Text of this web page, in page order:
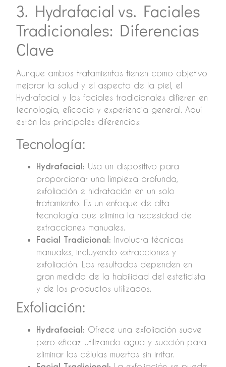
3. Hydrafacial vs. Faciales
Tradicionales: Diferencias
Clave
Aunque ambos tratamientos tienen como objetivo
mejorar la salud y el aspecto de la piel, el
Hydrafacial y los faciales tradicionales difieren en
tecnología, eficacia y experiencia general. Aquí
están las principales diferencias:
Tecnología:
Hydrafacial: Usa un dispositivo para
proporcionar una limpieza profunda,
exfoliación e hidratación en un solo
tratamiento. Es un enfoque de alta
tecnología que elimina la necesidad de
extracciones manuales.
Facial Tradicional: Involucra técnicas
manuales, incluyendo extracciones y
exfoliación. Los resultados dependen en
gran medida de la habilidad del esteticista
y de los productos utilizados.
Exfoliación:
Hydrafacial: Ofrece una exfoliación suave
pero eficaz utilizando agua y succión para
eliminar las células muertas sin irritar.